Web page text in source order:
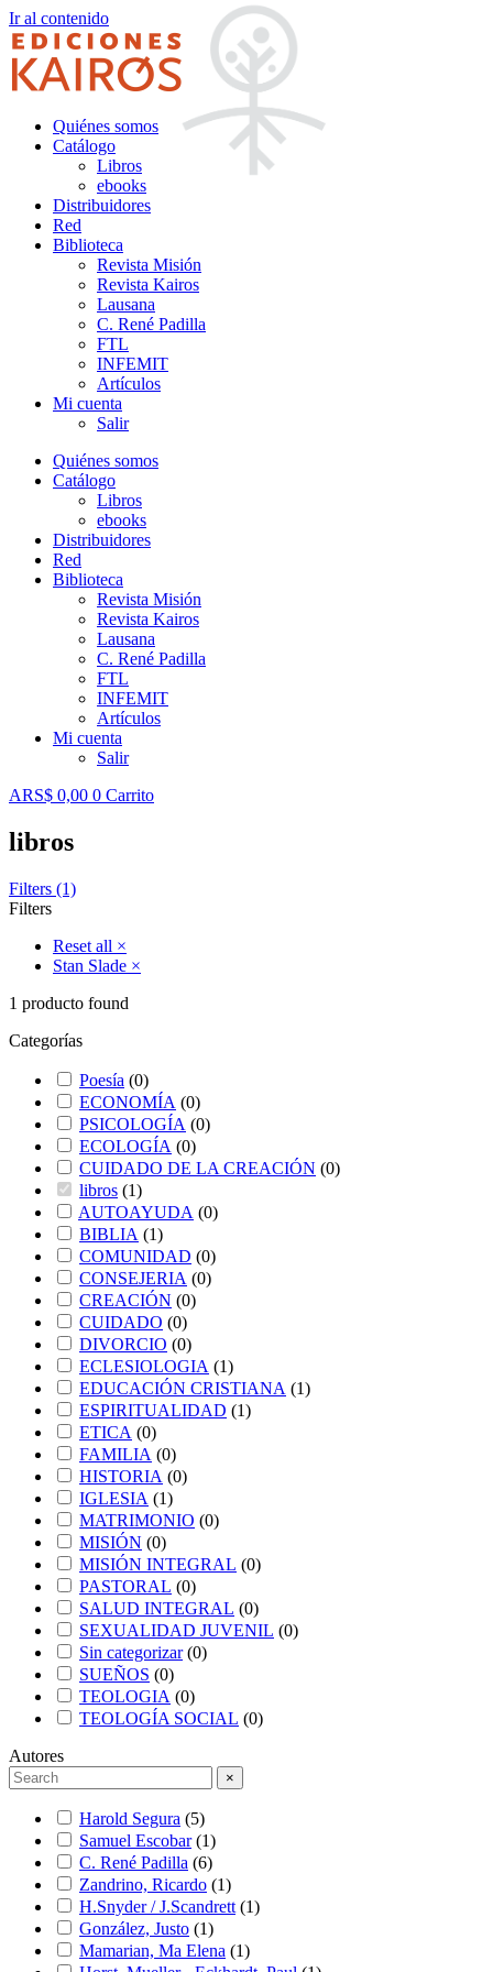
Ir al contenido
Quiénes somos
Catálogo
Libros
ebooks
Distribuidores
Red
Biblioteca
Revista Misión
Revista Kairos
Lausana
C. René Padilla
FTL
INFEMIT
Artículos
Mi cuenta
Salir
Quiénes somos
Catálogo
Libros
ebooks
Distribuidores
Red
Biblioteca
Revista Misión
Revista Kairos
Lausana
C. René Padilla
FTL
INFEMIT
Artículos
Mi cuenta
Salir
ARS$ 0,00 0 Carrito
libros
Filters (1)
Filters
Reset all ×
Stan Slade ×
1 producto found
Categorías
Poesía (0)
ECONOMÍA (0)
PSICOLOGÍA (0)
ECOLOGÍA (0)
CUIDADO DE LA CREACIÓN (0)
libros (1)
AUTOAYUDA (0)
BIBLIA (1)
COMUNIDAD (0)
CONSEJERIA (0)
CREACIÓN (0)
CUIDADO (0)
DIVORCIO (0)
ECLESIOLOGIA (1)
EDUCACIÓN CRISTIANA (1)
ESPIRITUALIDAD (1)
ETICA (0)
FAMILIA (0)
HISTORIA (0)
IGLESIA (1)
MATRIMONIO (0)
MISIÓN (0)
MISIÓN INTEGRAL (0)
PASTORAL (0)
SALUD INTEGRAL (0)
SEXUALIDAD JUVENIL (0)
Sin categorizar (0)
SUEÑOS (0)
TEOLOGIA (0)
TEOLOGÍA SOCIAL (0)
Autores
×
Harold Segura (5)
Samuel Escobar (1)
C. René Padilla (6)
Zandrino, Ricardo (1)
H.Snyder / J.Scandrett (1)
González, Justo (1)
Mamarian, Ma Elena (1)